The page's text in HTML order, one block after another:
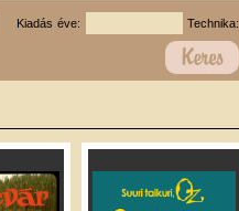
Kiadás éve: Technika: